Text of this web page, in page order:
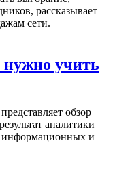
рассказывает
сети.
учить
обзор
аналитики
информационных и